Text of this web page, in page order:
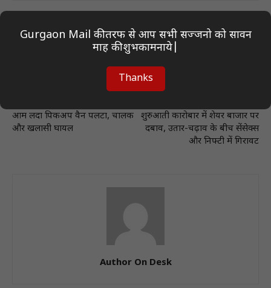
आम लदा पिकअप वैन पलटा, चालक
और खलासी घायल
शुरुआती कारोबार में शेयर बाजार पर
दबाव, उतार-चढ़ाव के बीच सेंसेक्स
और निफ्टी में गिरावट
Author On Desk
Gurgaon Mail की तरफ से आप सभी सज्जनो को सावन
माह की शुभकामनाये|
Thanks